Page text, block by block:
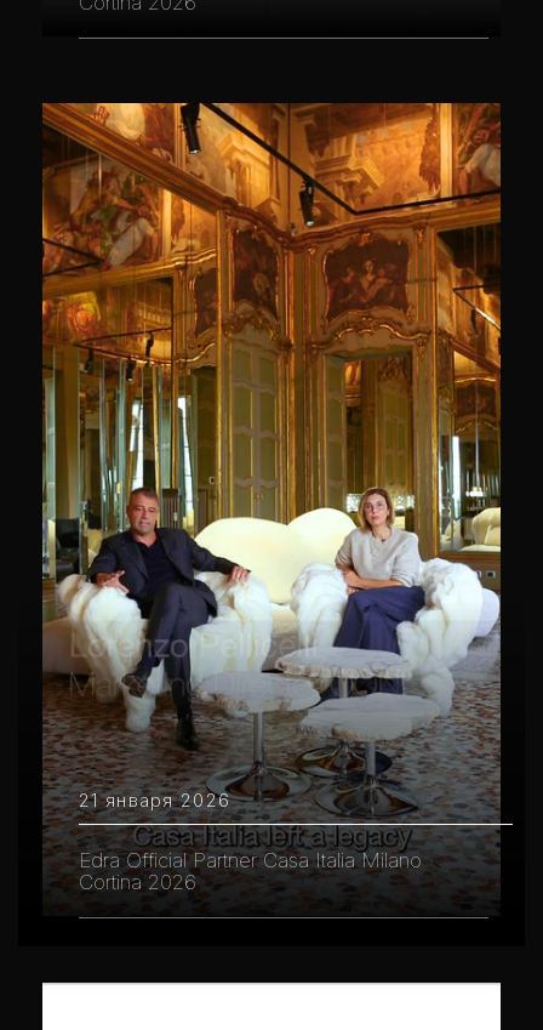
21 января 2026
Edra Official Partner Casa Italia Milano
Cortina 2026